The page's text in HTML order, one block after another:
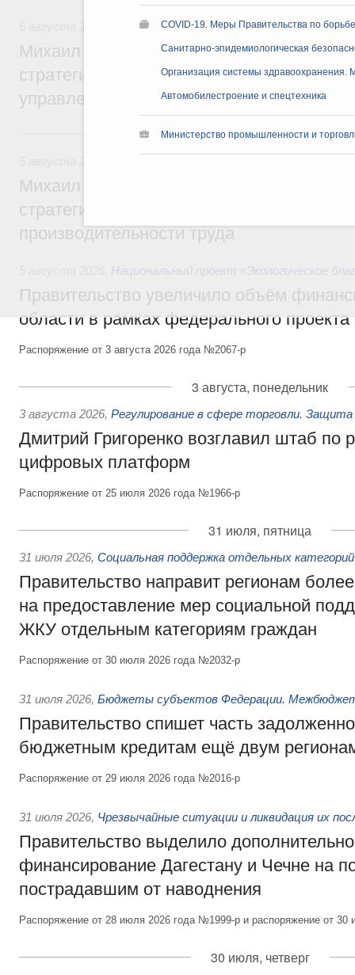
COVID-19. Меры Правительства по
Санитарно-эпидемиологическая
Организация системы здравоохранения.
Автомобилестроение и спецтехника
Министерство промышленности и
Технологическое развитие. Инновации
Михаил Мишустин дал поручения по
стратегической сессии о
управления научно-технологическим
5 августа, среда
Михаил Мишустин дал поручения по
стратегической сессии, посвящённой
производительности труда
Национальный проект «Экологическое
Правительство увеличило объём
области в рамках федерального
Распоряжение от 3 августа 2026 года №2067-р
3 августа, понедельник
3 августа 2026, Регулирование в сфере торговли.
Дмитрий Григоренко возглавил штаб по
цифровых платформ
Распоряжение от 25 июля 2026 года №1966-р
31 июля, пятница
31 июля 2026, Социальная поддержка отдельных
Правительство направит регионам
на предоставление мер социальной
ЖКУ отдельным категориям граждан
Распоряжение от 30 июля 2026 года №2032-р
31 июля 2026, Бюджеты субъектов Федерации.
Правительство спишет часть
бюджетным кредитам ещё двум
Распоряжение от 29 июля 2026 года №2016-р
31 июля 2026, Чрезвычайные ситуации и ликвидация их
Правительство выделило
финансирование Дагестану и Чечне на
пострадавшим от наводнения
Распоряжение от 28 июля 2026 года №1999-р и распоряжение от
30 июля, четверг